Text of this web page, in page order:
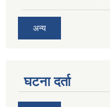
अन्य
घटना दर्ता